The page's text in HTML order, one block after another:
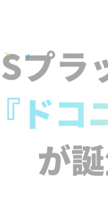
プラ
ドコ
が